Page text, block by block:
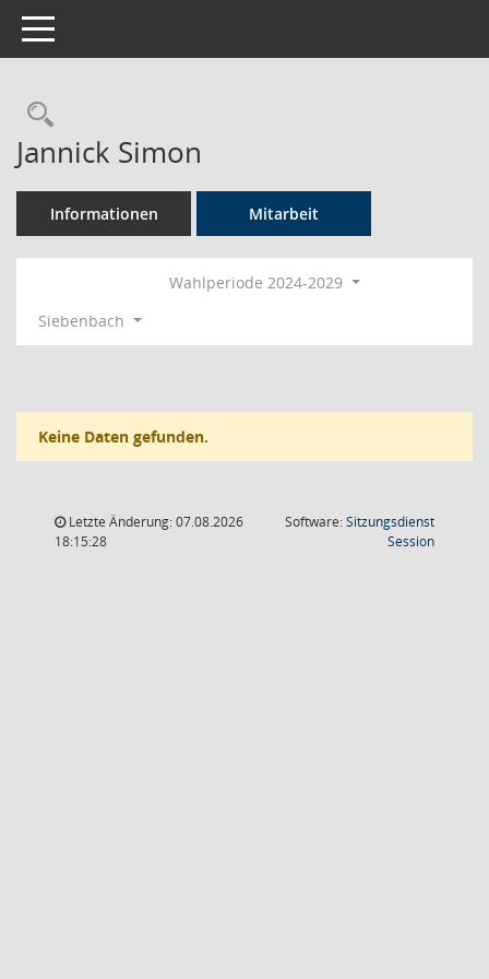
Toggle navigation
Rechercheauswahl
Jannick Simon
Informationen Mitarbeit
Wahlperiode 2024-2029
Siebenbach
Keine Daten gefunden.
Letzte Änderung: 07.08.2026
18:15:28
Software:Sitzungsdienst
Session(Wird in